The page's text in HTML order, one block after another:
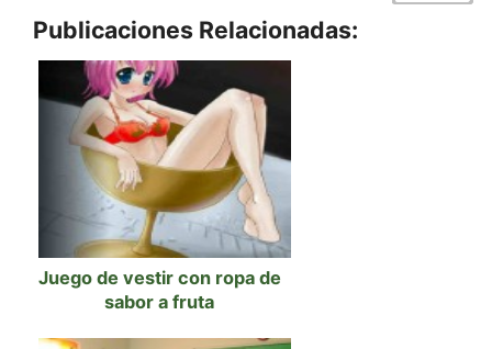
Publicaciones Relacionadas:
Juego de vestir con ropa de
sabor a fruta